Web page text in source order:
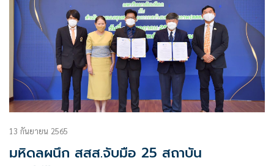
13 กันยายน 2565
มหิดลผนึก สสส.จับมือ 25 สถาบัน